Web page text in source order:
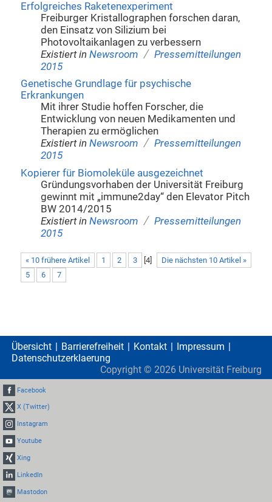
Erfolgreiches Raketenexperiment
Freiburger Kristallographen forschen daran,
den Einsatz von Silizium bei
Photovoltaikanlagen zu verbessern
Existiert in Newsroom / Pressemitteilungen
2015
Genetische Grundlage für psychische
Erkrankungen
Mit ihrer Studie hoffen Forscher, die
Entwicklung von neuen Medikamenten und
Therapien zu ermöglichen
Existiert in Newsroom / Pressemitteilungen
2015
Kopierer für Biomoleküle ausgezeichnet
Gründungsvorhaben der Universität Freiburg
gewinnt mit „immune2day“ den Elevator Pitch
BW 2014/2015
Existiert in Newsroom / Pressemitteilungen
2015
« 10 frühere Artikel Die nächsten 10 Artikel »
1 2 3 4]
5
6 7
Übersicht Barrierefreiheit Kontakt
Impressum
Datenschutzerklaerung
Copyright © 2026 Universität Freiburg
Facebook
X (Twitter)
Instagram
Youtube
Xing
LinkedIn
Mastodon